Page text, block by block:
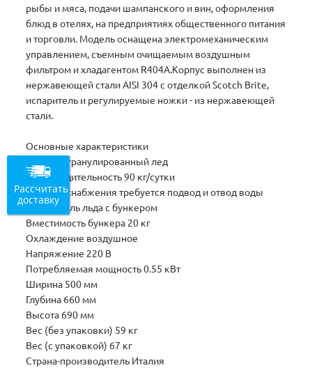
рыбы и мяса, подачи шампанского и вин, оформления
блюд в отелях, на предприятиях общественного питания
и торговли. Модель оснащена электромеханическим
управлением, съемным очищаемым воздушным
фильтром и хладагентом R404A.Корпус выполнен из
нержавеющей стали AISI 304 с отделкой Scotch Brite,
испаритель и регулируемые ножки - из нержавеющей
стали.
Основные характеристики
Тип льда гранулированный лед
Производительность 90 кг/сутки
Тип водоснабжения требуется подвод и отвод воды
Накопитель льда с бункером
Вместимость бункера 20 кг
Охлаждение воздушное
Напряжение 220 В
Потребляемая мощность 0.55 кВт
Ширина 500 мм
Глубина 660 мм
Высота 690 мм
Вес (без упаковки) 59 кг
Вес (с упаковкой) 67 кг
Страна-производитель Италия
Рассчитать
доставку